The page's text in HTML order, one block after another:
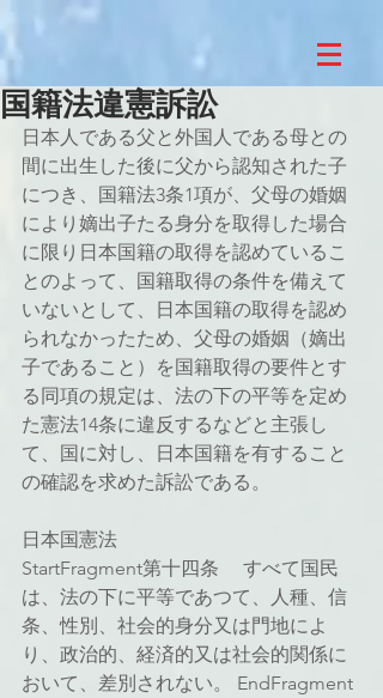
国籍法違憲訴訟
日本人である父と外国人である母との
間に出生した後に父から認知された子
につき、国籍法3条1項が、父母の婚姻
により嫡出子たる身分を取得した場合
に限り日本国籍の取得を認めているこ
とのよって、国籍取得の条件を備えて
いないとして、日本国籍の取得を認め
られなかったため、父母の婚姻（嫡出
子であること）を国籍取得の要件とす
る同項の規定は、法の下の平等を定め
た憲法14条に違反するなどと主張し
て、国に対し、日本国籍を有すること
の確認を求めた訴訟である。
日本国憲法
StartFragment第十四条 　すべて国民
は、法の下に平等であつて、人種、信
条、性別、社会的身分又は門地によ
り、政治的、経済的又は社会的関係に
おいて、差別されない。 EndFragment